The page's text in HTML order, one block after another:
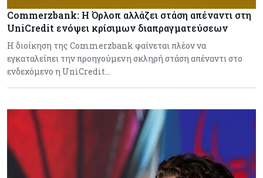
Commerzbank: Η Όρλοπ αλλάζει στάση απέναντι στη
UniCredit ενόψει κρίσιμων διαπραγματεύσεων
H διοίκηση της Commerzbank φαίνεται πλέον να
εγκαταλείπει την προηγούμενη σκληρή στάση απέναντι στο
ενδεχόμενο η UniCredit…